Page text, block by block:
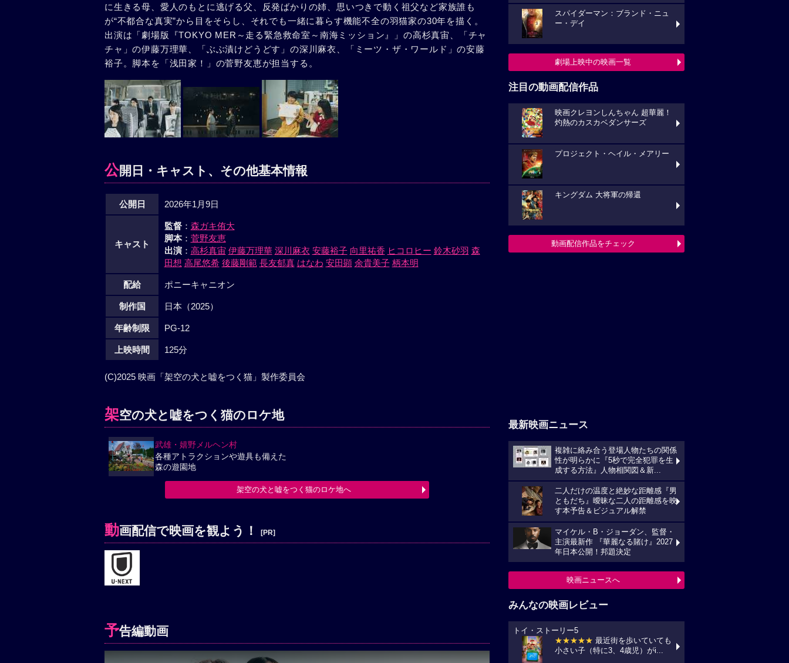
に生きる母、愛人のもとに逃げる父、反発ばかりの姉、思いつきで動く祖父など家族誰も
が“不都合な真実”から目をそらし、それでも一緒に暮らす機能不全の羽猫家の30年を描く。
出演は「劇場版『TOKYO MER～走る緊急救命室～南海ミッション』」の高杉真宙、「チャ
チャ」の伊藤万理華、「ぶぶ漬けどうどす」の深川麻衣、「ミーツ・ザ・ワールド」の安藤
裕子。脚本を「浅田家！」の菅野友恵が担当する。
公開日・キャスト、その他基本情報
公開日 2026年1月9日
キャスト
監督： 森ガキ侑大
脚本： 菅野友恵
出演： 高杉真宙 伊藤万理華 深川麻衣 安藤裕子 向里祐香 ヒコロヒー 鈴木砂羽 森
田想 高尾悠希 後藤剛範 長友郁真 はなわ 安田顕 余貴美子 柄本明
配給 ポニーキャニオン
制作国 日本（2025）
年齢制限 PG-12
上映時間 125分
(C)2025 映画「架空の犬と嘘をつく猫」製作委員会
架空の犬と嘘をつく猫のロケ地
武雄・嬉野メルヘン村
各種アトラクションや遊具も備えた
森の遊園地
架空の犬と嘘をつく猫のロケ地へ
動画配信で映画を観よう！ [PR]
予告編動画
スパイダーマン：ブランド・ニュ
ー・デイ
劇場上映中の映画一覧
注目の動画配信作品
映画クレヨンしんちゃん 超華麗！
灼熱のカスカベダンサーズ
プロジェクト・ヘイル・メアリー
キングダム 大将軍の帰還
動画配信作品をチェック
最新映画ニュース
複雑に絡み合う登場人物たちの関係
性が明らかに『5秒で完全犯罪を生
成する方法』人物相関図＆新...
二人だけの温度と絶妙な距離感『男
ともだち』曖昧な二人の距離感を映
す本予告＆ビジュアル解禁
マイケル・B・ジョーダン、監督・
主演最新作 『華麗なる賭け』2027
年日本公開！邦題決定
映画ニュースへ
みんなの映画レビュー
トイ・ストーリー5
★★★★★ 最近街を歩いていても
小さい子（特に3、4歳児）がi...